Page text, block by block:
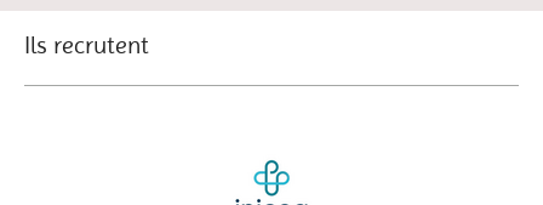
Ils recrutent